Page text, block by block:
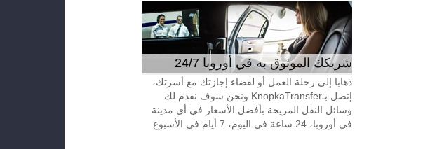
شريكك الموثوق به في أوروبا 24/7
ذهابا إلى رحلة العمل أو لقضاء إجازتك مع أسرتك،
إتصل بـKnopkaTransfer ونحن سوف نقدم لك
وسائل النقل المريحة بأفضل الأسعار في أي مدينة
في أوروبا، 24 ساعة في اليوم، 7 أيام في الأسبوع